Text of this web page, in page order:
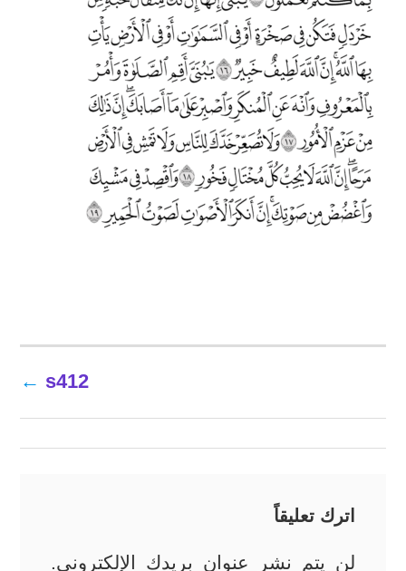
المقالات
s412
اترك تعليقاً
لن يتم نشر عنوان بريدك الإلكتروني.